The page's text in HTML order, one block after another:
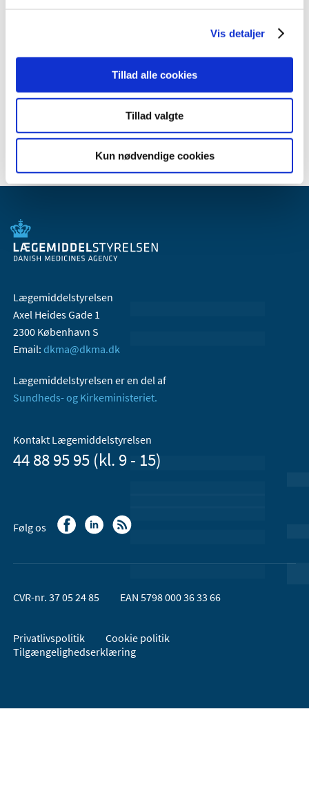
Vis detaljer
Tillad alle cookies
Tillad valgte
Kun nødvendige cookies
2011 (13)
Lægemiddelstyrelsen
Axel Heides Gade 1
2300 København S
Email: dkma@dkma.dk
Lægemiddelstyrelsen er en del af
Sundheds- og Kirkeministeriet.
Kontakt Lægemiddelstyrelsen
44 88 95 95 (kl. 9 - 15)
Følg os
CVR-nr. 37 05 24 85 EAN 5798 000 36 33 66
Privatlivspolitik
Cookie politik
Tilgængelighedserklæring